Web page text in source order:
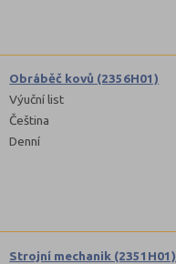
Obráběč kovů (2356H01)
Výuční list
Čeština
Denní
Strojní mechanik (2351H01)